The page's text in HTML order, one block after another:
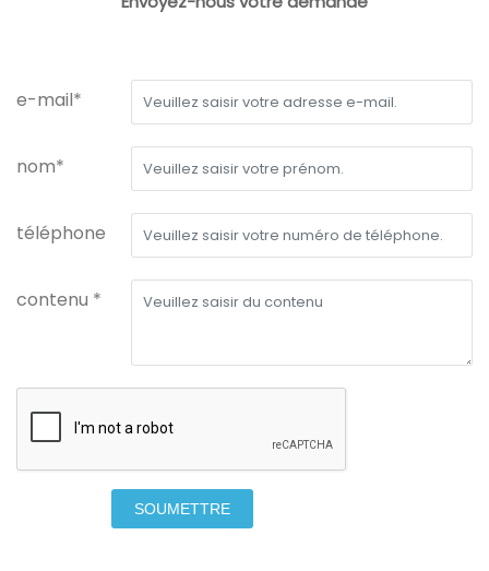
e-mail*
nom*
téléphone
contenu *
SOUMETTRE